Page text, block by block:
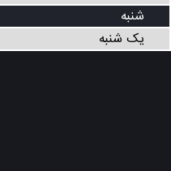
شنبه
یک شنبه